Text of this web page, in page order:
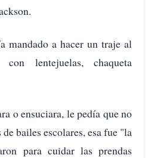
mandado a hacer un traje al
lentejuelas, chaqueta
o ensuciara, le pedía que no
bailes escolares, esa fue "la
para cuidar las prendas